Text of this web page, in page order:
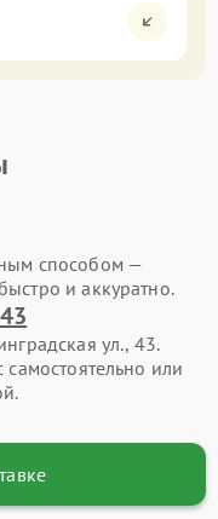
способом —
и аккуратно.
ул., 43.
самостоятельно или